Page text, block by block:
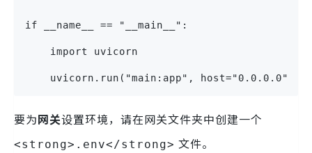
if __name__ == "__main__":
    import uvicorn
uvicorn.run("main:app", host="0.0.0.0",
要为网关设置环境，请在网关文件夹中创建一个
<strong>.env</strong> 文件。